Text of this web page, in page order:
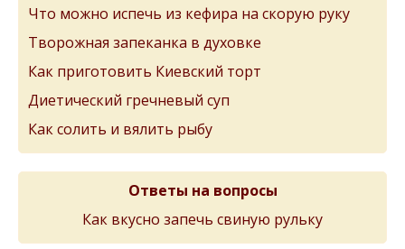
Что можно испечь из кефира на скорую руку
Творожная запеканка в духовке
Как приготовить Киевский торт
Диетический гречневый суп
Как солить и вялить рыбу
Ответы на вопросы
Как вкусно запечь свиную рульку